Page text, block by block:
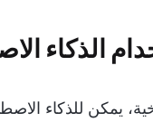
الذكاء
يمكن للذكاء